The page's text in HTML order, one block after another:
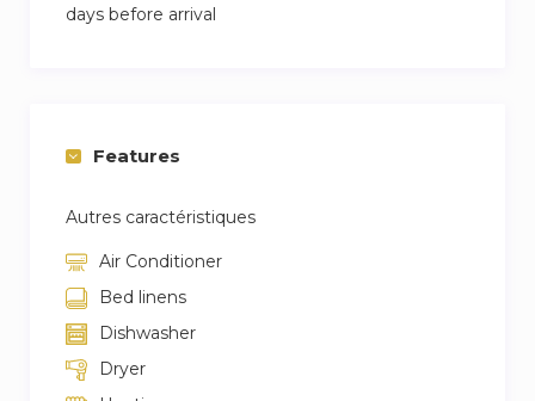
days before arrival
Features
Autres caractéristiques
Air Conditioner
Bed linens
Dishwasher
Dryer